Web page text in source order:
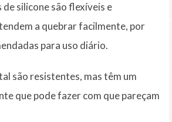
de silicone são flexíveis e
a quebrar facilmente, por
para uso diário.
são resistentes, mas têm um
que pode fazer com que pareçam